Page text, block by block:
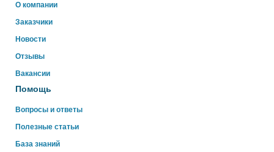
О компании
Заказчики
Новости
Отзывы
Вакансии
Помощь
Вопросы и ответы
Полезные статьи
База знаний
Здравствуйте!
Свяжитесь с нами через WhatsApp нажав на кнопку
WhatsApp